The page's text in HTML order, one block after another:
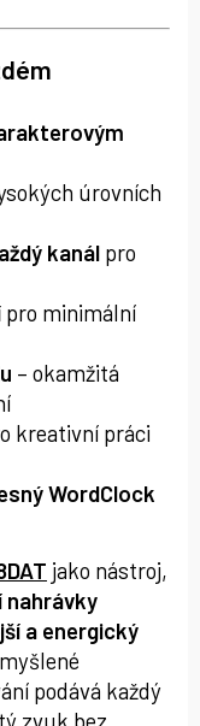
úrovních
kanál pro
pro minimální
– okamžitá
kreativní práci
WordClock
jako nástroj,
nahrávky
a energický
podává každý